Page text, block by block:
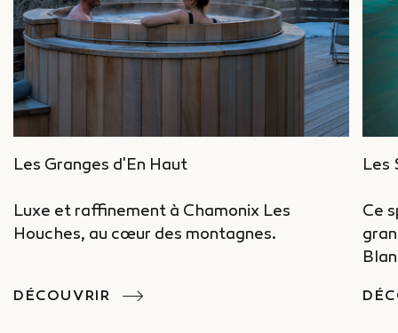
Les Granges d'En Haut
Luxe et raffinement à Chamonix Les
Houches, au cœur des montagnes.
DÉCOUVRIR
Les
Ce